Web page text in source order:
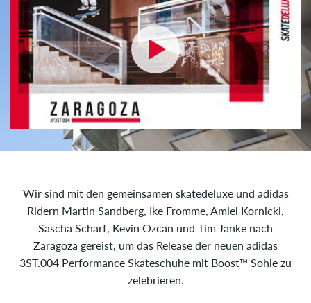
Wir sind mit den gemeinsamen skatedeluxe und adidas
Ridern Martin Sandberg, Ike Fromme, Amiel Kornicki,
Sascha Scharf, Kevin Ozcan und Tim Janke nach
Zaragoza gereist, um das Release der neuen adidas
3ST.004 Performance Skateschuhe mit Boost™ Sohle zu
zelebrieren.